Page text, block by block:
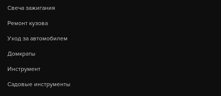
Свеча зажигания
Ремонт кузова
Уход за автомобилем
Домкраты
Инструмент
Садовые инструменты